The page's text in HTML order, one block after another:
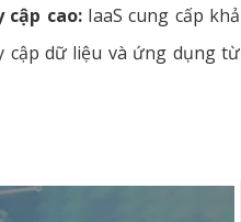
cập cao:IaaS cung cấp khả
cập dữ liệu và ứng dụng từ